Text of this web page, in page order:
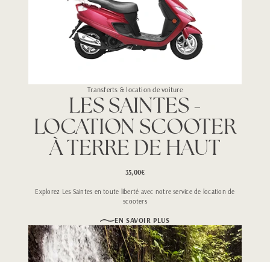
Transferts & location de voiture
LES SAINTES -
LOCATION SCOOTER
À TERRE DE HAUT
35,00€
Explorez Les Saintes en toute liberté avec notre service de location de
scooters
EN SAVOIR PLUS